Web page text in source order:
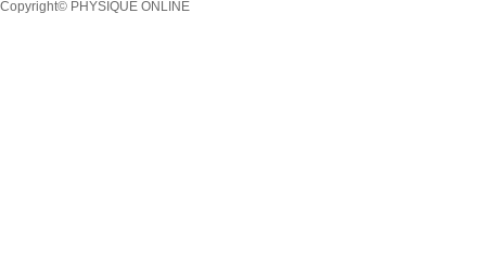
Copyright© PHYSIQUE ONLINE